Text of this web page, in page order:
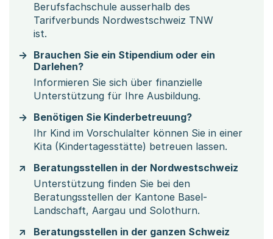
Berufsfachschule ausserhalb des
Tarifverbunds Nordwestschweiz TNW
ist.
Brauchen Sie ein Stipendium oder ein
Darlehen?
Informieren Sie sich über finanzielle
Unterstützung für Ihre Ausbildung.
Benötigen Sie Kinderbetreuung?
Ihr Kind im Vorschulalter können Sie in einer
Kita (Kindertagesstätte) betreuen lassen.
Beratungsstellen in der Nordwestschweiz
Unterstützung finden Sie bei den
Beratungsstellen der Kantone Basel-
Landschaft, Aargau und Solothurn.
Beratungsstellen in der ganzen Schweiz